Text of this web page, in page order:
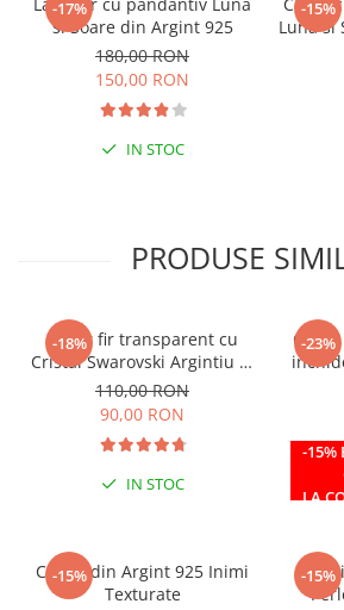
-17%
si Soare din Argint 925
180,00 RON
150,00 RON
IN STOC
-15%
Luna si
PRODUSE
-18%
Colier fir transparent cu
Cristal Swarovski Argintiu in
Caseta din Argint 925
110,00 RON
90,00 RON
IN STOC
-23%
-15%
LA
-15%
Cercei din Argint 925 Inimi
Texturate
-15%